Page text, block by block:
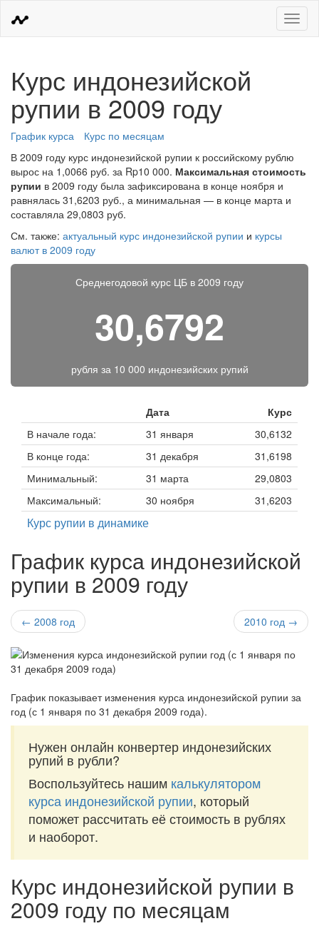
Меню
Курс индонезийской
рупии в 2009 году
График курса
Курс по месяцам
В 2009 году курс индонезийской рупии к российскому рублю
вырос на 1,0066 руб. за Rp10 000. Максимальная стоимость
рупии в 2009 году была зафиксирована в конце ноября и
равнялась 31,6203 руб., а минимальная — в конце марта и
составляла 29,0803 руб.
См. также: актуальный курс индонезийской рупии и курсы
валют в 2009 году
Среднегодовой курс ЦБ в 2009 году
30,6792
рубля за 10 000 индонезийских рупий
Дата
Курс
В начале года:
31 января
30,6132
В конце года:
31 декабря
31,6198
Минимальный:
31 марта
29,0803
Максимальный:
30 ноября 31,6203
Курс рупии в динамике
График курса индонезийской
рупии в 2009 году
← 2008 год 2010 год →
График показывает изменения курса индонезийской рупии за
год (с 1 января по 31 декабря 2009 года).
Нужен онлайн конвертер индонезийских
рупий в рубли?
Воспользуйтесь нашим калькулятором
курса индонезийской рупии, который
поможет рассчитать её стоимость в рублях
и наоборот.
Курс индонезийской рупии в
2009 году по месяцам